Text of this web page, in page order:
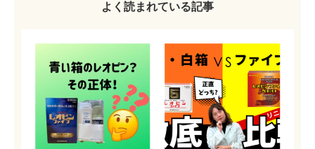
よく読まれている記事